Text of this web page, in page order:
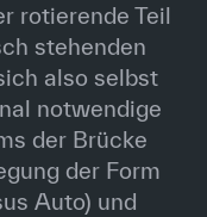
rotierende Teil
stehenden
also selbst
notwendige
der Brücke
der Form
Auto) und